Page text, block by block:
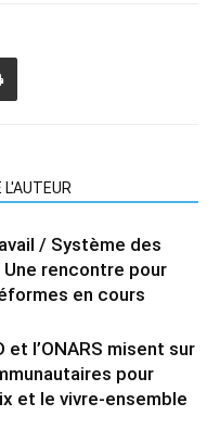
L'AUTEUR
/ Système des
Une rencontre pour
en cours
et l’ONARS misent sur
pour
et le vivre-ensemble